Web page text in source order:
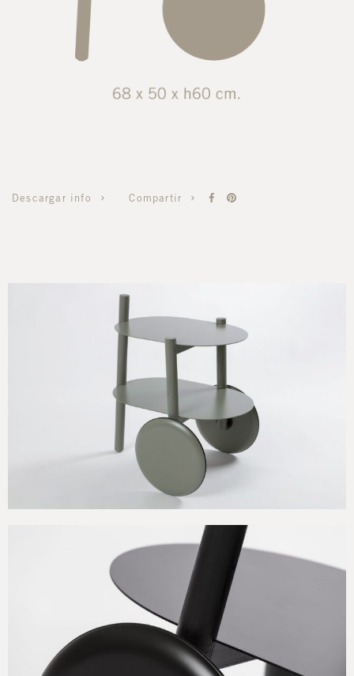
Descargar info Compartir